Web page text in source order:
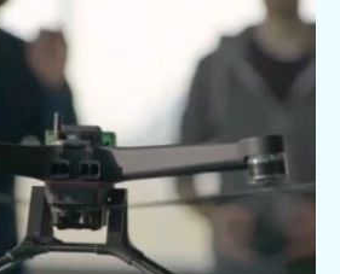
imprimantes 3D pour la